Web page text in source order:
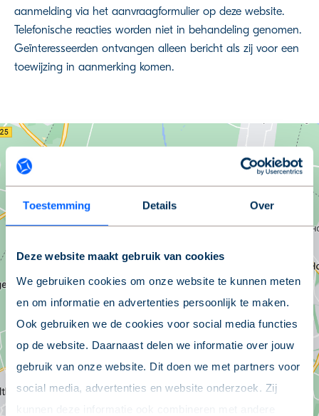
Toestemming Details Over
Deze website maakt gebruik van cookies
We gebruiken cookies om onze website te kunnen meten
en om informatie en advertenties persoonlijk te maken.
Ook gebruiken we de cookies voor social media functies
op de website. Daarnaast delen we informatie over jouw
gebruik van onze website. Dit doen we met partners voor
social media, advertenties en website onderzoek. Zij
kunnen deze informatie ook combineren met andere
aanmelding via het aanvraagformulier op deze website.
Telefonische reacties worden niet in behandeling genomen.
Geïnteresseerden ontvangen alleen bericht als zij voor een
toewijzing in aanmerking komen.
Locatie tonen